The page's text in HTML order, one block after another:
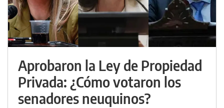
Aprobaron la Ley de Propiedad
Privada: ¿Cómo votaron los
senadores neuquinos?